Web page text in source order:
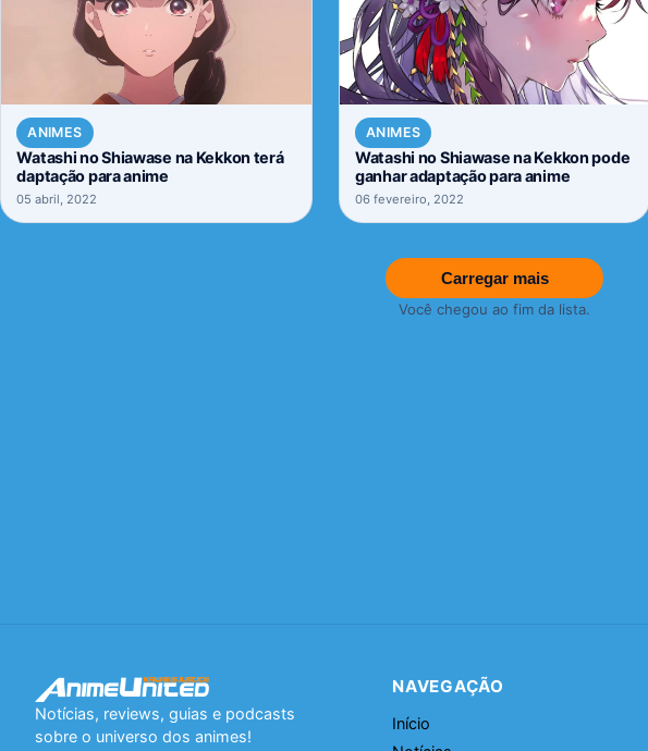
ANIMES
Watashi no Shiawase na Kekkon terá
daptação para anime
05 abril, 2022
ANIMES
Watashi no Shiawase na Kekkon pode
ganhar adaptação para anime
06 fevereiro, 2022
Carregar mais
Você chegou ao fim da lista.
Notícias, reviews, guias e podcasts
sobre o universo dos animes!
NAVEGAÇÃO
Início